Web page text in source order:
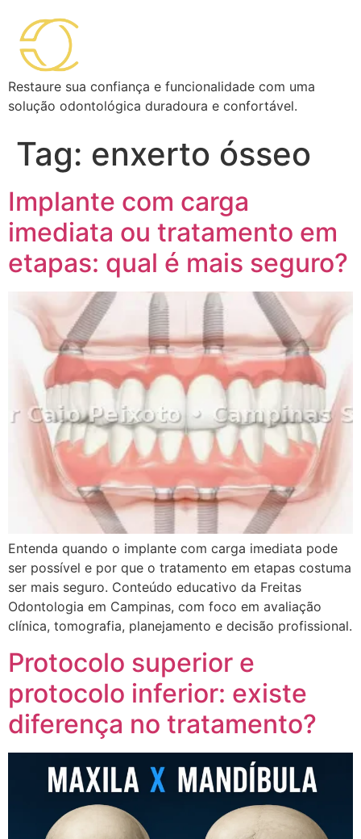
Restaure sua confiança e funcionalidade com uma
solução odontológica duradoura e confortável.
Tag: enxerto ósseo
Implante com carga
imediata ou tratamento em
etapas: qual é mais seguro?
Entenda quando o implante com carga imediata pode
ser possível e por que o tratamento em etapas costuma
ser mais seguro. Conteúdo educativo da Freitas
Odontologia em Campinas, com foco em avaliação
clínica, tomografia, planejamento e decisão profissional.
Protocolo superior e
protocolo inferior: existe
diferença no tratamento?